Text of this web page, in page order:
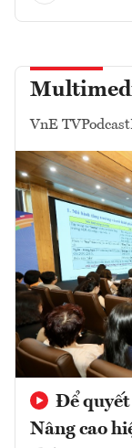
VnE TVPodcast
Để quyết
Nâng cao